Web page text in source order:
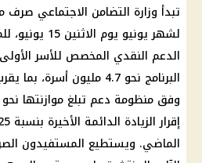
تبدأ وزارة التضامن الاجتماعي
لشهر يونيو يوم
الدعم النقدي المخصص للأسر
الماضي. ويستطيع المستفيدون